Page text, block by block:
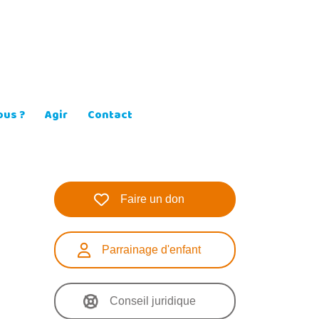
? Agir Contact
Faire un don
Parrainage d'enfant
Conseil juridique